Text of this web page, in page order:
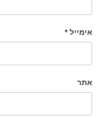
אימייל *
אתר